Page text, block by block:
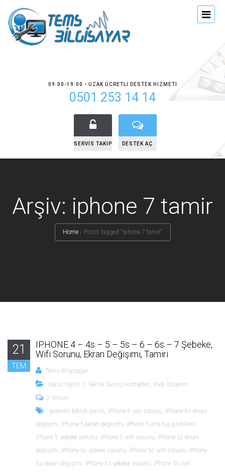
09:00-19:00 - UZAK ÜCRETLI DESTEK HIZMETI
0501 253 14 14
SERVIS TAKIP DESTEK AÇ
Arşiv: iphone 7 tamir
Home / Posts tagged "iphone 7 tamir"
21
TEM
IPHONE 4 – 4s – 5 – 5s – 6 – 6s – 7 Şebeke,
Wifi Sorunu, Ekran Değişimi, Tamiri
Tems Bilgisayar
Nasıl Yapılır ?, Teknik Servis Hizmetleri, Web Tasarım
2 Yorum
garantili teknik servis, iPhone 4 şarj sorunu, iPhone 4s ekran
değişimi, iPhone 5 ekran değişimi, iPhone 5 orta tuş problemi,
iPhone 5 şebeke sorunu, iPhone 5 wifi sorunu, iPhone 5c ekran
değişimi, iPhone 5c şebeke sorunu, iPhone 5c wifi sorunu, iPhone
5s ekran değişimi, iPhone 5s şebeke sorunu, iPhone 5s wifi